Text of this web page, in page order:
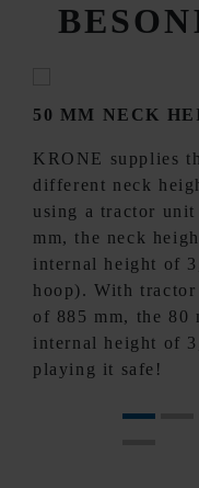
50 MM NECK
KRONE supplies
different neck
using a tractor
mm, the neck
internal height of
hoop). With
of 885 mm, the 80
internal height of
playing it safe!